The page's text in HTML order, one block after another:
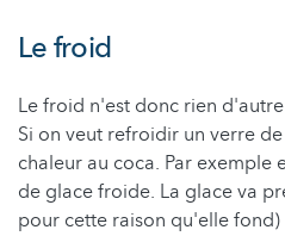
Le froid
Le froid n'est donc rien
Si on veut refroidir un verre
chaleur au coca. Par exemple
de glace froide. La glace va
pour cette raison qu'elle